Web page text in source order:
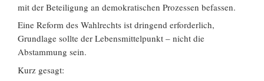
mit der Beteiligung an demokratischen Prozessen befassen.
Eine Reform des Wahlrechts ist dringend erforderlich,
Grundlage sollte der Lebensmittelpunkt – nicht die
Abstammung sein.
Kurz gesagt: